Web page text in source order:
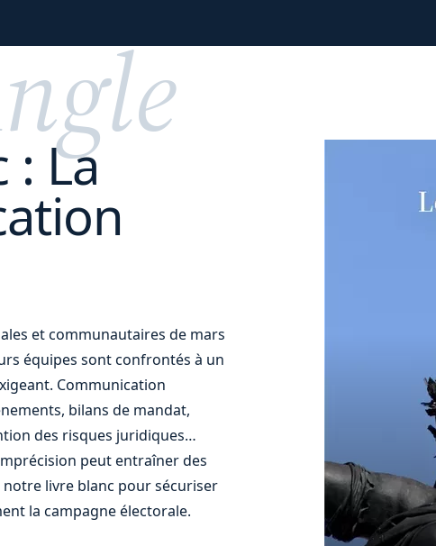
: La
et communautaires de mars
équipes sont confrontés à un
Communication
bilans de mandat,
des risques juridiques…
peut entraîner des
livre blanc pour sécuriser
la campagne électorale.